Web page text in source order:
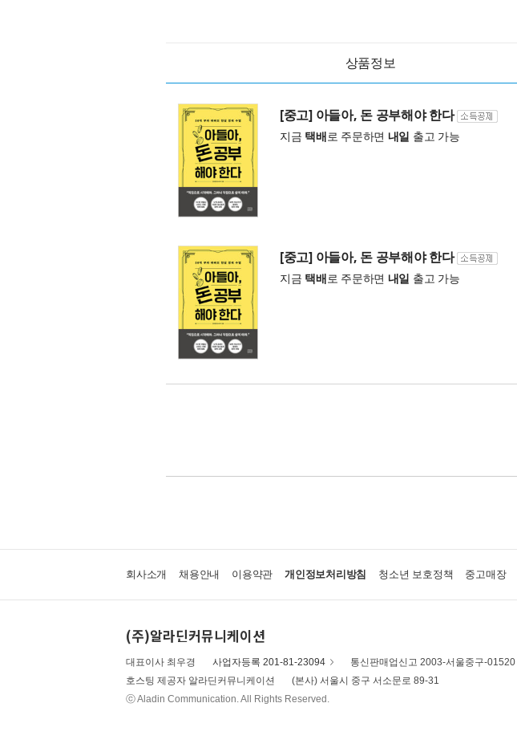
상품정보
[중고] 아들아, 돈 공부해야 한다
지금 택배로 주문하면 내일 출고 가능
[중고] 아들아, 돈 공부해야 한다
지금 택배로 주문하면 내일 출고 가능
회사소개 채용안내 이용약관 개인정보처리방침 청소년 보호정책 중고매장
(주)알라딘커뮤니케이션
대표이사 최우경 사업자등록 201-81-23094 통신판매업신고 2003-서울중구-01520
호스팅 제공자 알라딘커뮤니케이션
(본사) 서울시 중구 서소문로 89-31
ⓒ Aladin Communication. All Rights Reserved.